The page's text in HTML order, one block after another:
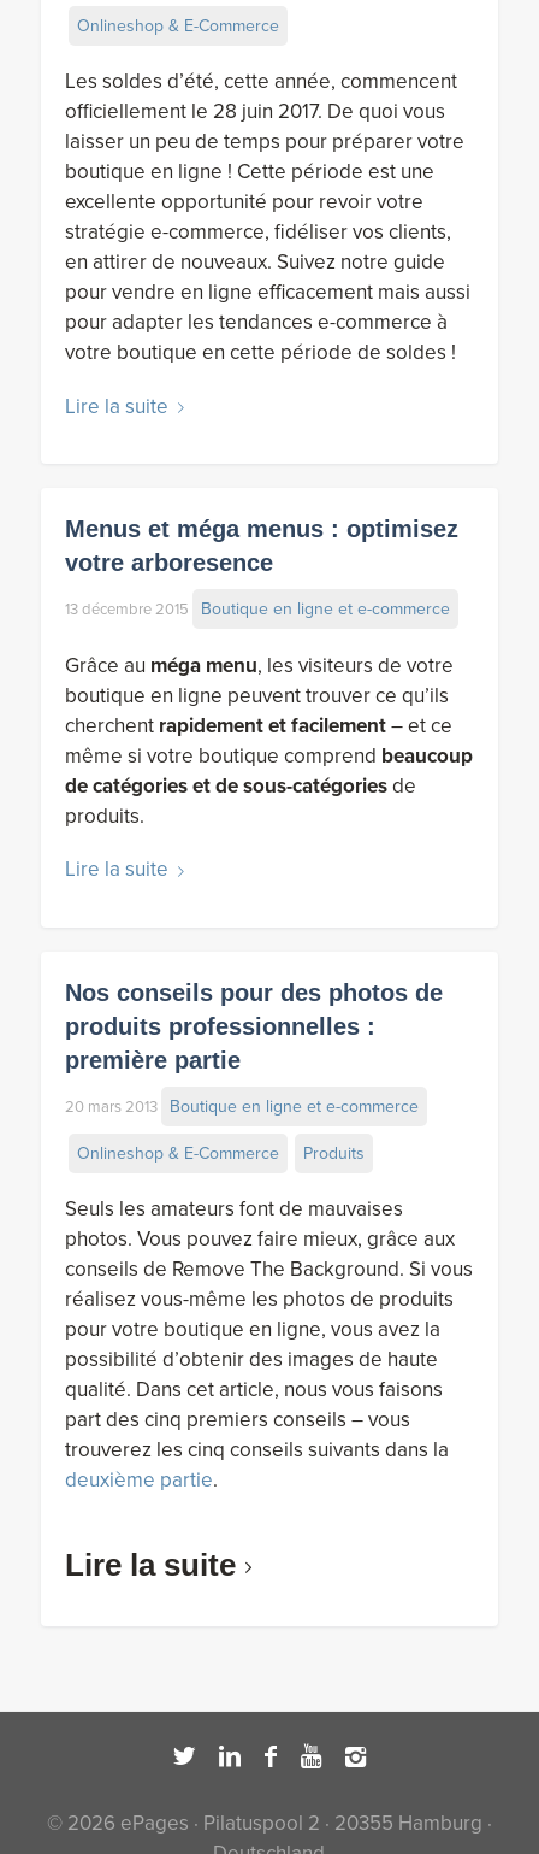
Onlineshop & E-Commerce
Les soldes d’été, cette année, commencent
officiellement le 28 juin 2017. De quoi vous
laisser un peu de temps pour préparer votre
boutique en ligne ! Cette période est une
excellente opportunité pour revoir votre
stratégie e-commerce, fidéliser vos clients,
en attirer de nouveaux. Suivez notre guide
pour vendre en ligne efficacement mais aussi
pour adapter les tendances e-commerce à
votre boutique en cette période de soldes !
Lire la suite
Menus et méga menus : optimisez
votre arboresence
13 décembre 2015 Boutique en ligne et e-commerce
Grâce au méga menu, les visiteurs de votre
boutique en ligne peuvent trouver ce qu’ils
cherchent rapidement et facilement– et ce
même si votre boutique comprend beaucoup
de catégories et de sous-catégoriesde
produits.
Lire la suite
Nos conseils pour des photos de
produits professionnelles :
première partie
20 mars 2013 Boutique en ligne et e-commerce
Onlineshop & E-Commerce Produits
Seuls les amateurs font de mauvaises
photos. Vous pouvez faire mieux, grâce aux
conseils de Remove The Background. Si vous
réalisez vous-même les photos de produits
pour votre boutique en ligne, vous avez la
possibilité d’obtenir des images de haute
qualité. Dans cet article, nous vous faisons
part des cinq premiers conseils – vous
trouverez les cinq conseils suivants dans la
deuxième partie.
Lire la suite
© 2026 ePages · Pilatuspool 2 · 20355 Hamburg ·